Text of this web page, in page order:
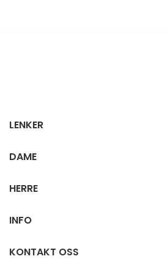
LENKER
DAME
HERRE
INFO
KONTAKT OSS